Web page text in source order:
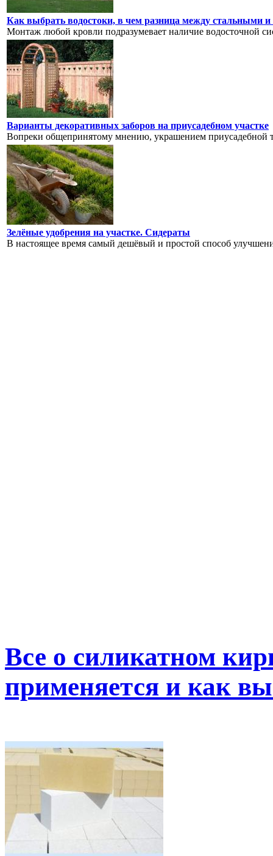
Как выбрать водостоки, в чем разница между стальными
Монтаж любой кровли подразумевает наличие водосточной
Варианты декоративных заборов на приусадебном участке
Вопреки общепринятому мнению, украшением приусадебной
Зелёные удобрения на участке. Сидераты
В настоящее время самый дешёвый и простой способ
Все о силикатном
применяется и как